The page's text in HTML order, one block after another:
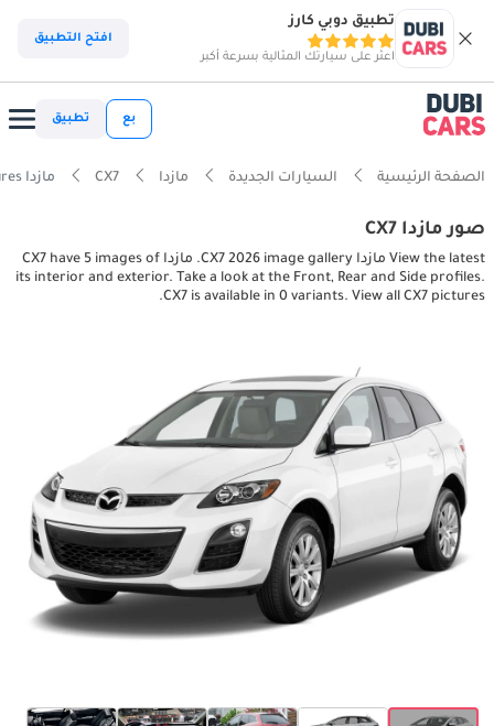
تطبيق دوبي كارز
اعثر على سيارتك المثالية بسرعة أكبر
افتح التطبيق
بع تطبيق
الصفحة الرئيسية السيارات الجديدة مازدا CX7 مازدا CX7 interior, exterior pictures
صور مازدا CX7
View the latest مازدا CX7 2026 image gallery. مازدا CX7 have 5 images of
its interior and exterior. Take a look at the Front, Rear and Side profiles.
CX7 is available in 0 variants. View all CX7 pictures.